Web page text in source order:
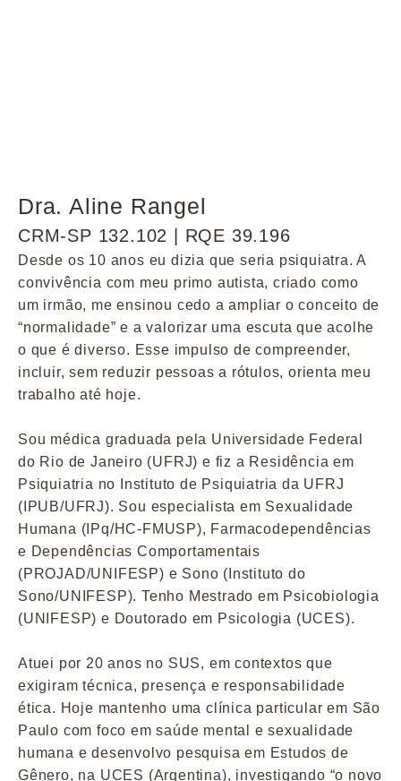
Dra. Aline Rangel
CRM-SP 132.102 | RQE 39.196
Desde os 10 anos eu dizia que seria psiquiatra. A
convivência com meu primo autista, criado como
um irmão, me ensinou cedo a ampliar o conceito de
“normalidade” e a valorizar uma escuta que acolhe
o que é diverso. Esse impulso de compreender,
incluir, sem reduzir pessoas a rótulos, orienta meu
trabalho até hoje.
Sou médica graduada pela Universidade Federal
do Rio de Janeiro (UFRJ) e fiz a Residência em
Psiquiatria no Instituto de Psiquiatria da UFRJ
(IPUB/UFRJ). Sou especialista em Sexualidade
Humana (IPq/HC-FMUSP), Farmacodependências
e Dependências Comportamentais
(PROJAD/UNIFESP) e Sono (Instituto do
Sono/UNIFESP). Tenho Mestrado em Psicobiologia
(UNIFESP) e Doutorado em Psicologia (UCES).
Atuei por 20 anos no SUS, em contextos que
exigiram técnica, presença e responsabilidade
ética. Hoje mantenho uma clínica particular em São
Paulo com foco em saúde mental e sexualidade
humana e desenvolvo pesquisa em Estudos de
Gênero, na UCES (Argentina), investigando “o novo